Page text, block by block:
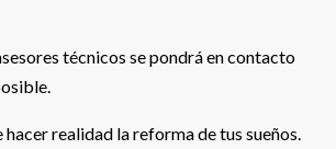
técnicos se pondrá en contacto
hacer realidad la reforma de tus sueños.